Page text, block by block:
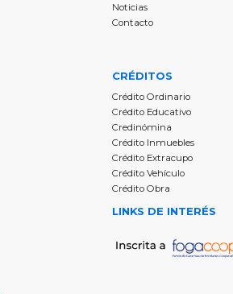
‍Noticias
‍Contacto
CRÉDITOS
‍Crédito Ordinario
‍Crédito Educativo
‍Credinómina
‍Crédito Inmuebles
‍Crédito Extracupo
‍Crédito Vehículo
Crédito Obra
LINKS DE INTERÉS